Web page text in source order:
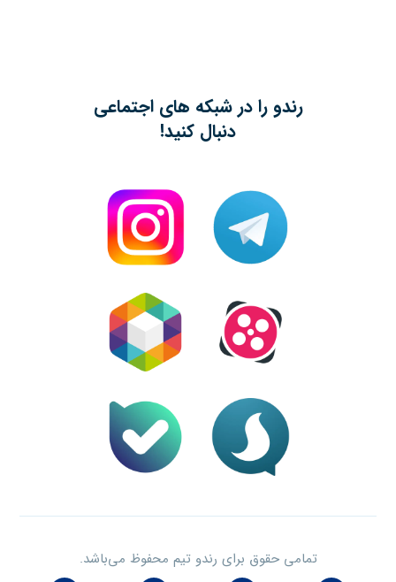
رندو را در شبکه های اجتماعی
دنبال کنید!
تمامی حقوق برای رندو تیم محفوظ می‌باشد.